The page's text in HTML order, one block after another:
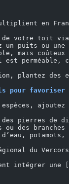
en
de votre toit via
un puits ou une
mais coûteux
perméable,
plantez des
pour favoriser
ajoutez
des pierres de
ou des
potamots,
du Vercors,
intégrer une [